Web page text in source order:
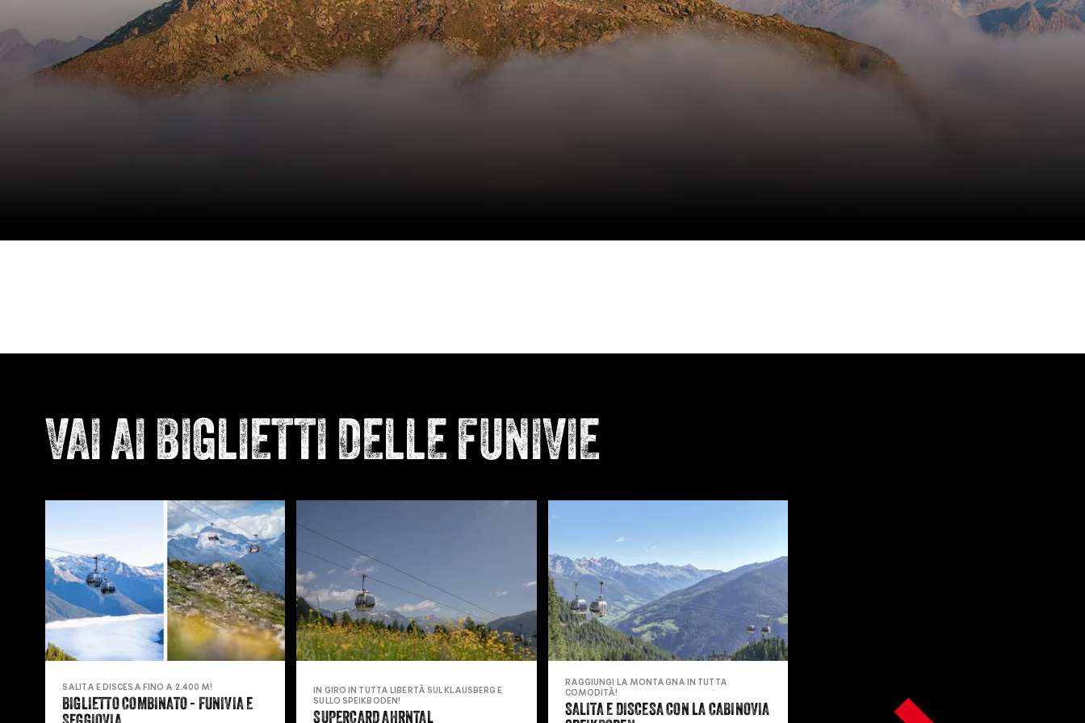
VAI AI BIGLIETTI DELLE FUNIVIE
SALITA E DISCESA FINO A 2.400 M!
BIGLIETTO COMBINATO - FUNIVIA E
IN GIRO IN TUTTA LIBERTÀ SUL KLAUSBERG E
SULLO SPEIKBODEN!
SUPERCARD AHRNTAL
RAGGIUNGI LA MONTAGNA IN TUTTA
COMODITÀ!
SALITA E DISCESA CON LA CABINOVIA